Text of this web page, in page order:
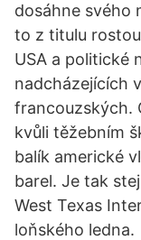
dosáhne svého
to z titulu
USA a politické
nadcházejících
francouzských.
kvůli těžebním
balík americké
barel. Je tak
West Texas
loňského ledna.